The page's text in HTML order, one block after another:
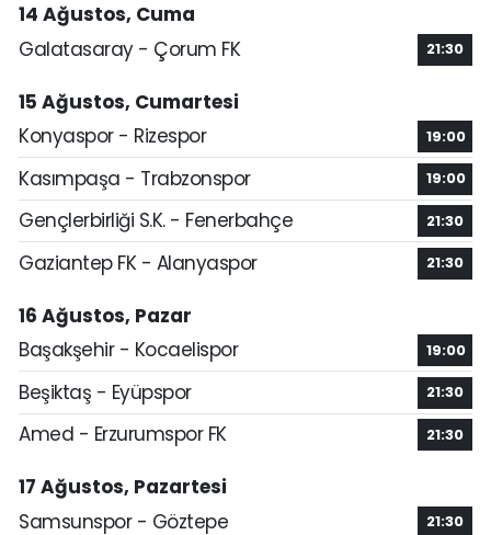
14 Ağustos, Cuma
Galatasaray - Çorum FK
21:30
15 Ağustos, Cumartesi
Konyaspor - Rizespor
19:00
Kasımpaşa - Trabzonspor 19:00
Gençlerbirliği S.K. - Fenerbahçe 21:30
Gaziantep FK - Alanyaspor 21:30
16 Ağustos, Pazar
Başakşehir - Kocaelispor
19:00
Beşiktaş - Eyüpspor 21:30
Amed - Erzurumspor FK 21:30
17 Ağustos, Pazartesi
Samsunspor - Göztepe
21:30